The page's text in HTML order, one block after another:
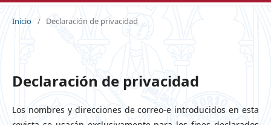
Inicio / Declaración de privacidad
Declaración de privacidad
Los nombres y direcciones de correo-e introducidos en esta